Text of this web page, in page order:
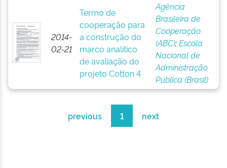
2014-
02-21
Termo de
cooperação para
a construção do
marco analítico
de avaliação do
projeto Cotton 4
Agência
Brasileira de
Cooperação
(ABC);Escola
Nacional de
Administração
Pública (Brasil)
previous 1 next